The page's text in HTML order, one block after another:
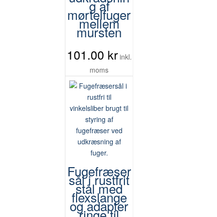
alternativen
kan
väljas
produktsidan
g af
mørtelfuger
mellem
mursten
101.00 kr inkl.
moms
Fugefræser
sål i rustfrit
stål med
flexslange
og adapter